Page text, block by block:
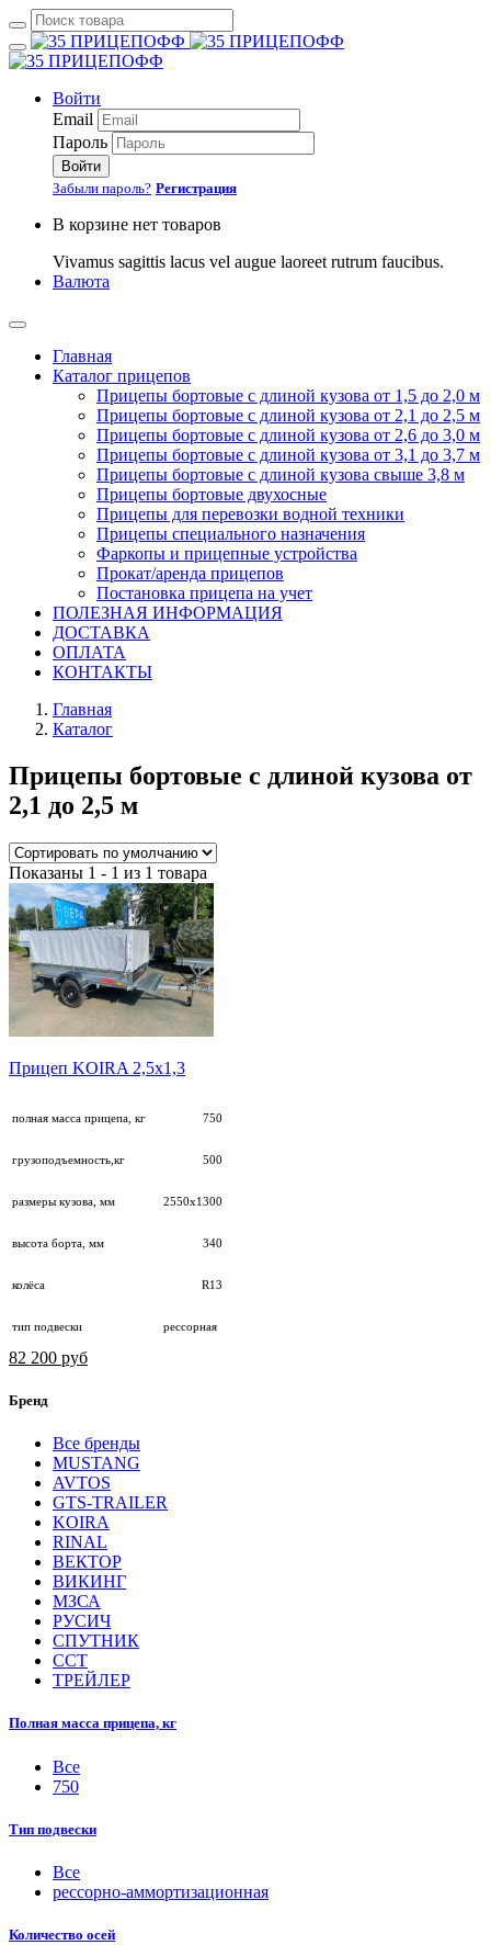
Войти
Email
Пароль
Войти
Забыли пароль? Регистрация
В корзине нет товаров
Vivamus sagittis lacus vel augue laoreet rutrum faucibus.
Валюта
Главная
Каталог прицепов
Прицепы бортовые с длиной кузова от 1,5 до 2,0 м
Прицепы бортовые с длиной кузова от 2,1 до 2,5 м
Прицепы бортовые с длиной кузова от 2,6 до 3,0 м
Прицепы бортовые с длиной кузова от 3,1 до 3,7 м
Прицепы бортовые с длиной кузова свыше 3,8 м
Прицепы бортовые двухосные
Прицепы для перевозки водной техники
Прицепы специального назначения
Фаркопы и прицепные устройства
Прокат/аренда прицепов
Постановка прицепа на учет
ПОЛЕЗНАЯ ИНФОРМАЦИЯ
ДОСТАВКА
ОПЛАТА
КОНТАКТЫ
Главная
Каталог
Прицепы бортовые с длиной кузова от
2,1 до 2,5 м
Показаны 1 - 1 из 1 товара
Прицеп KOIRA 2,5х1,3
полная масса прицепа, кг 750
грузоподъемность,кг 500
размеры кузова, мм 2550х1300
высота борта, мм 340
колёса R13
тип подвески рессорная
82 200 руб
Бренд
Все бренды
MUSTANG
AVTOS
GTS-TRAILER
KOIRA
RINAL
ВЕКТОР
ВИКИНГ
МЗСА
РУСИЧ
СПУТНИК
ССТ
ТРЕЙЛЕР
Полная масса прицепа, кг
Все
750
Тип подвески
Все
рессорно-аммортизационная
Количество осей